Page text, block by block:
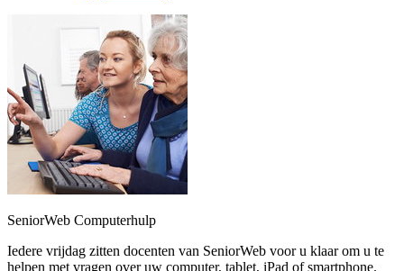
SeniorWeb Computerhulp
Iedere vrijdag zitten docenten van SeniorWeb voor u klaar om u te
helpen met vragen over uw computer, tablet, iPad of smartphone.